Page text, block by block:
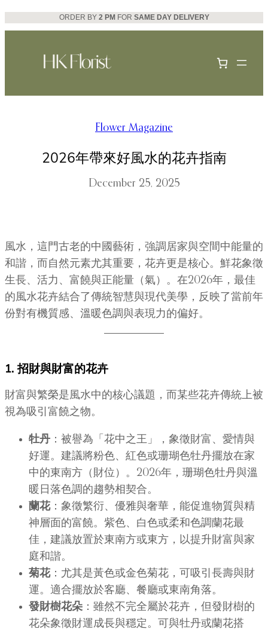
Skip
to
ORDER BY 2 PM FOR SAME DAY DELIVERY
Flower Magazine
2026年帶來好風水的花卉指南
December 25, 2025
風水，這門古老的中國藝術，強調居家與空間中能量的
和諧，而自然元素尤其重要，花卉更是核心。鮮花象徵
生長、活力、富饒與正能量（氣）。在2026年，最佳
的風水花卉結合了傳統智慧與現代美學，反映了當前年
份對有機質感、溫暖色調與表現力的偏好。
1. 招財與財富的花卉
財富與繁榮是風水中的核心議題，而某些花卉傳統上被
視為吸引富饒之物。
牡丹 ：被譽為「花中之王」，象徵財富、愛情與
好運。建議將粉色、紅色或珊瑚色牡丹擺放在家
中的東南方（財位）。2026年，珊瑚色牡丹與溫
暖日落色調的趨勢相契合。
蘭花：象徵繁衍、優雅與奢華，能促進物質與精
神層面的富饒。紫色、白色或柔和色調蘭花最
佳，建議放置於東南方或東方，以提升財富與家
庭和諧。
菊花：尤其是黃色或金色菊花，可吸引長壽與財
運。適合擺放於客廳、餐廳或東南角落。
發財樹花朵 ：雖然不完全屬於花卉，但發財樹的
花朵象徵財運成長與穩定。可與牡丹或蘭花搭